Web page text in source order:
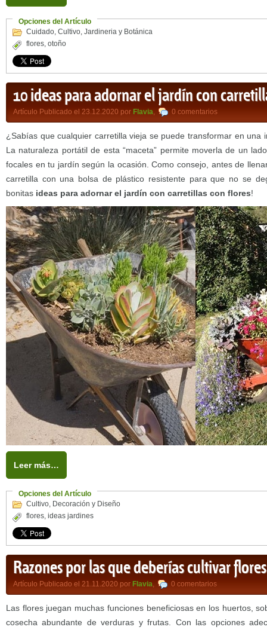
Opciones del Artículo
Cuidado, Cultivo, Jardineria y Botánica
flores, otoño
10 ideas para adornar el jardín con
Artículo Publicado el 23.12.2020 por Flavia, 0 comentarios
¿Sabías que cualquier carretilla vieja se puede transformar en una
La naturaleza portátil de esta “maceta” permite moverla de un
focales en tu jardín según la ocasión. Como consejo, antes de
carretilla con una bolsa de plástico resistente para que no se
bonitas ideas para adornar el jardín con carretillas con flores!
Leer más…
Opciones del Artículo
Cultivo, Decoración y Diseño
flores, ideas jardines
Razones por las que deberías cultivar
Artículo Publicado el 21.11.2020 por Flavia, 0 comentarios
Las flores juegan muchas funciones beneficiosas en los huertos,
cosecha abundante de verduras y frutas. Con las opciones